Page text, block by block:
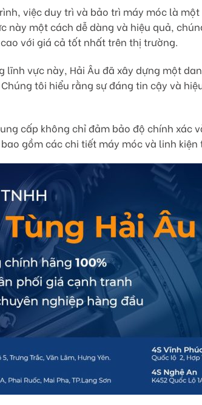
việc duy trì và bảo trì máy móc là
này một cách dễ dàng và hiệu quả,
với giá cả tốt nhất trên thị trường.
lĩnh vực này, Hải Âu đã xây dựng một
tôi hiểu rằng sự đáng tin cậy và
cấp không chỉ đảm bảo độ chính
gồm các chi tiết máy móc và linh